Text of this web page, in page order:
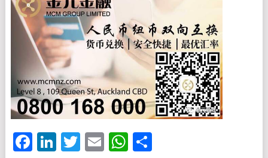
Facebook
LinkedIn
Twitter
EmailWhatsApp
分